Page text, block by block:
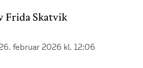
Frida Skatvik
februar 2026 kl. 12:06